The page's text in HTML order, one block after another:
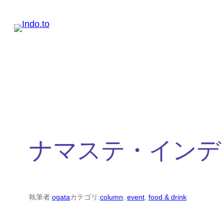
ナマステ・イン
執筆者:ogataカテゴリ:column, event, food & drink